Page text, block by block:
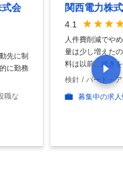
会
先に制
に勤務
職な
関西電力株
4.1
人件費削減でや
量は少し増えた
料は以前…続き
検針
パート・
募集中の求